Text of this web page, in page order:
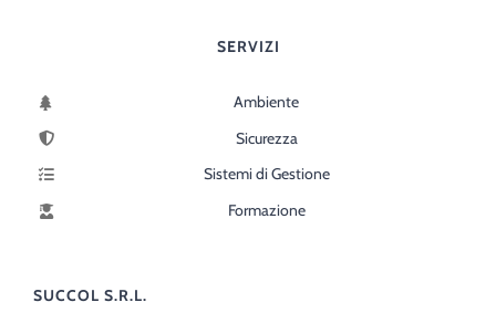
SERVIZI
Ambiente
Sicurezza
Sistemi di Gestione
Formazione
SUCCOL S.R.L.